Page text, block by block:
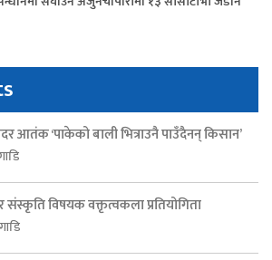
आतंक ‘पाकेको बाली भित्राउनै पाउँदैनन् किसान’
संस्कृति विषयक वक्तृत्वकला प्रतियोगिता